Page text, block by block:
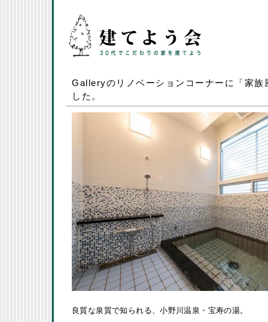
Galleryのリノベーションコーナーに「家族
した。
良質な泉質で知られる、小野川温泉・宝寿の湯。